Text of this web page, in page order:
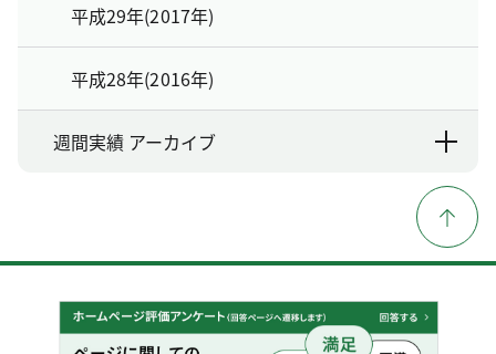
平成29年(2017年)
平成28年(2016年)
週間実績 アーカイブ